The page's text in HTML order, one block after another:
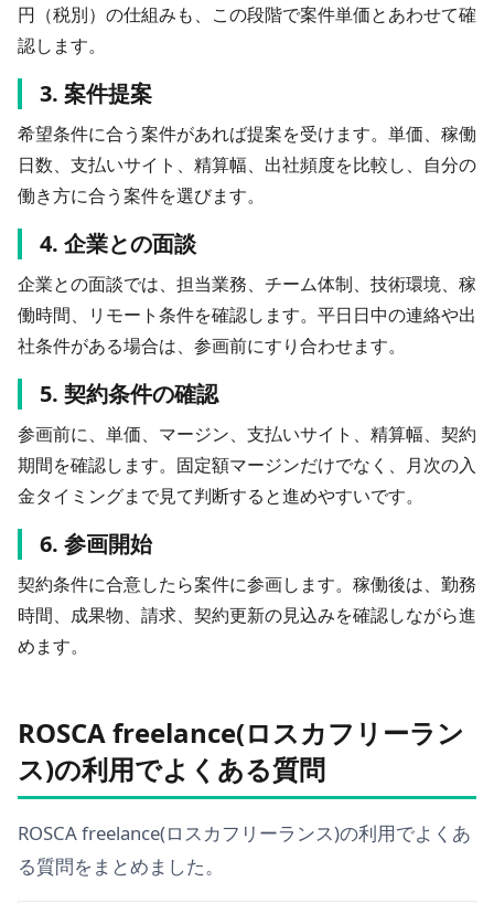
円（税別）の仕組みも、この段階で案件単価とあわせて確
認します。
3. 案件提案
希望条件に合う案件があれば提案を受けます。単価、稼働
日数、支払いサイト、精算幅、出社頻度を比較し、自分の
働き方に合う案件を選びます。
4. 企業との面談
企業との面談では、担当業務、チーム体制、技術環境、稼
働時間、リモート条件を確認します。平日日中の連絡や出
社条件がある場合は、参画前にすり合わせます。
5. 契約条件の確認
参画前に、単価、マージン、支払いサイト、精算幅、契約
期間を確認します。固定額マージンだけでなく、月次の入
金タイミングまで見て判断すると進めやすいです。
6. 参画開始
契約条件に合意したら案件に参画します。稼働後は、勤務
時間、成果物、請求、契約更新の見込みを確認しながら進
めます。
ROSCA freelance(ロスカフリーラン
ス)の利用でよくある質問
ROSCA freelance(ロスカフリーランス)の利用でよくあ
る質問をまとめました。